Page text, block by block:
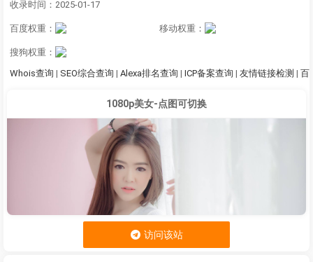
收录时间：2025-01-17
百度权重： 移动权重：
搜狗权重：
Whois查询 | SEO综合查询 | Alexa排名查询 | ICP备案查询 | 友情链接检测 | 百
1080p美女-点图可切换
访问该站